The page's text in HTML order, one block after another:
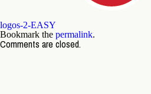
logos-2-EASY
Bookmark the permalink.
Comments are closed.